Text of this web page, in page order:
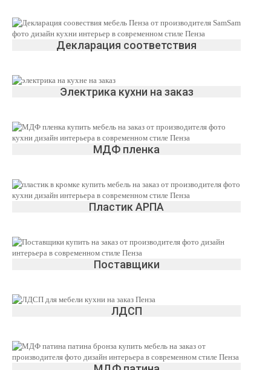
Декларация соответствия
Электрика кухни на заказ
МДФ пленка
Пластик АРПА
Поставщики
ЛДСП